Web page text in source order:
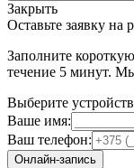
Закрыть
Оставьте заявку на
Заполните
течение 5 минут.
Выберите
Ваше имя:
Ваш телефон:
Онлайн-запись